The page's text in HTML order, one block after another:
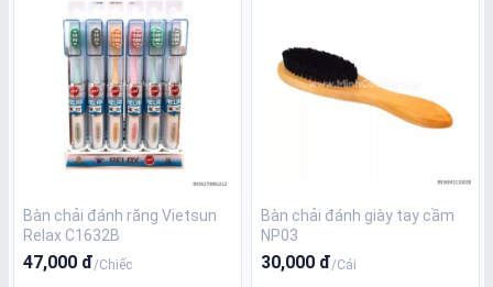
Bàn chải đánh răng Vietsun
Relax C1632B
47,000 đ/Chiếc
Bàn chải đánh giày tay cầm
NP03
30,000 đ/Cái